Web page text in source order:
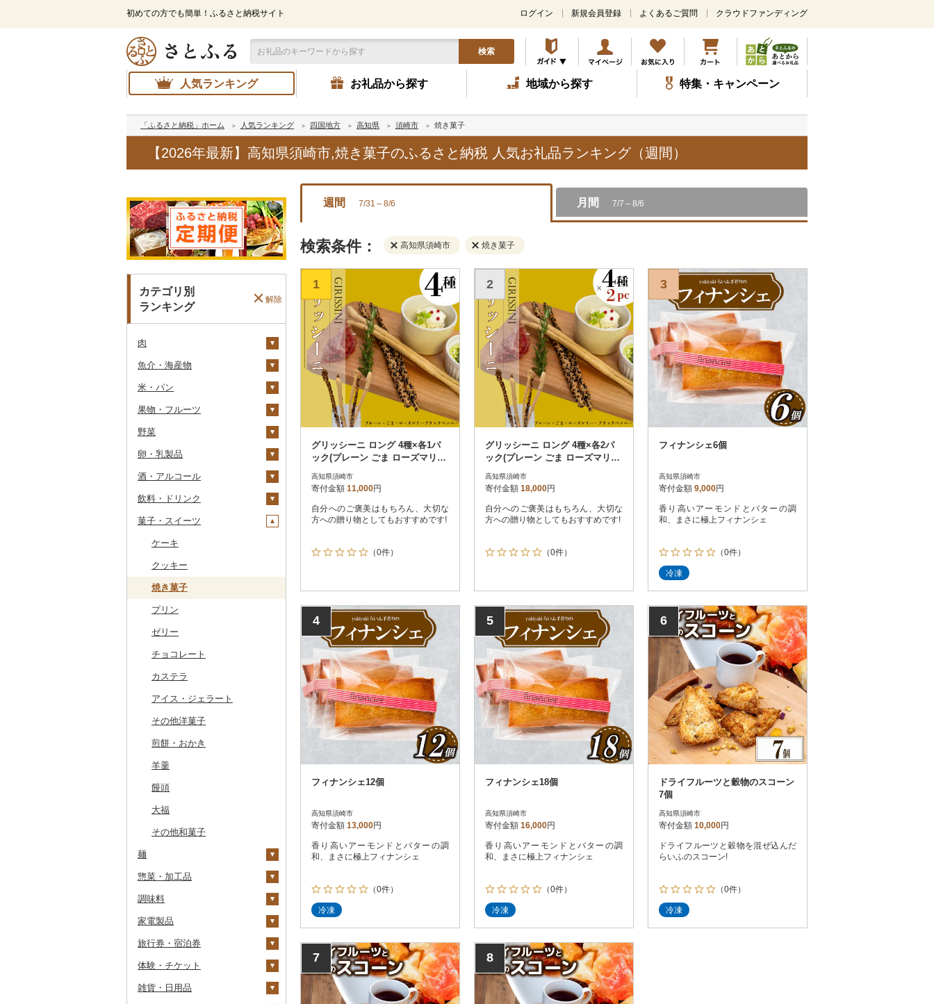
初めての方でも簡単！ふるさと納税サイト
メ
ン
コ
ン
テ
ツ
キ
ッ
プ
ログイン 新規会員登録 よくあるご質問 クラウドファンディング
検索
人気ランキング お礼品から探す 地域から探す 特集・キャンペーン
「ふるさと納税」ホーム 人気ランキング 四国地方 高知県 須崎市 焼き菓子
【2026年最新】高知県須崎市,焼き菓子のふるさと納税 人気お礼品ランキング（週間）
カテゴリ別
ランキング
解除
肉
牛肉（精肉）
ステーキ
すき焼き
焼肉
牛タン
和牛
黒毛和牛
白老牛
仙台牛
米沢牛
山形牛
常陸牛
上州牛
飛騨牛
近江牛
神戸牛・神戸ビーフ
但馬牛
土佐あかうし
佐賀牛
長崎和牛
あか牛
その他牛肉（精肉）
牛肉（加工品）
ハンバーグ
ローストビーフ
ビーフジャーキー
その他牛肉（加工品）
豚肉（精肉）
すき焼き
しゃぶしゃぶ
焼肉
アグー豚
その他豚肉（精肉）
豚肉（加工品）
ハンバーグ
もつ鍋
ハム
ソーセージ・ウインナ
その他豚肉（加工品）
鶏肉
鶏肉（精肉）
ハム・ソーセージ
唐揚げ
中津からあげ
水炊き
地鶏
赤鶏さつま
その他鶏肉
鹿肉
馬肉
羊肉・ラム肉（ジンギス
猪肉
その他肉・加工品
魚介・海産物
カニ
ズワイガニ
毛ガニ
かにしゃぶ
その他カニ
エビ
ボタンエビ
伊勢海老
その他エビ
いくら
うに
明太子・たらこ
明太子
たらこ
その他魚卵
数の子
からすみ
キャビア
その他魚卵
貝
帆立（ホタテ）
鮑（アワビ）
牡蠣（カキ）
あさり
しじみ
サザエ
はまぐり
その他貝
うなぎ
鮮魚
鮭・サーモン
マグロ
イワシ
カツオ
金目鯛
クエ
くじら
サバ
さんま
鯛
のどぐろ
ふぐ
ほっけ
その他鮮魚
イカ・タコ
イカ
タコ
海苔・海藻
海苔
わかめ
ひじき
その他海苔・海藻
干物
ししゃも
その他干物
その他魚介・加工品
しらす・ちりめん
かまぼこ・練り製品
その他魚介・加工品
米・パン
米
無洗米
玄米
金芽米
ゆめぴりか
つや姫
コシヒカリ
はえぬき
さがびより
あきたこまち
ひとめぼれ
ミルキークィーン
ななつぼし
その他米
雑穀
餅
その他穀物加工品
パン
果物・フルーツ
ぶどう・マスカット
巨峰
ナガノパープル
ピオーネ
デラウェア
シャインマスカット
その他ぶどう・マスカ
ット
いちご
りんご
もも
メロン
さくらんぼ
梨
和梨
洋梨・ラフランス
マンゴー
みかん・柑橘
みかん
レモン
不知火・デコポン
せとか
文旦
まどんな
ポンカン
その他柑橘
すいか
キウイ
柿（カキ）
ドライフルーツ
干し柿
干し芋
その他ドライフルーツ
その他果物
びわ
ブルーベリー
パイナップル
栗
その他果物
野菜
いも
じゃがいも
さつまいも
その他いも
トマト
フルーツトマト
ミニトマト
その他トマト
玉ねぎ
ねぎ
とうもろこし
根菜
人参
大根
自然薯
レンコン
にんにく・生姜
その他根菜
アスパラガス
豆
きのこ
しいたけ
松茸
その他きのこ
その他野菜
山菜
かぼちゃ
茄子
レタス
その他野菜
卵・乳製品
卵
チーズ
ヨーグルト
牛乳
バター
その他乳製品
酒・アルコール
ビール・発泡酒
ビール
発泡酒
地ビール・クラフトビ
ール
日本酒
純米大吟醸
純米吟醸
大吟醸
吟醸
その他日本酒
焼酎
芋焼酎
麦焼酎
米焼酎
黒糖焼酎
その他焼酎
梅酒
泡盛
ワイン
白ワイン
赤ワイン
シャンパン・スパーク
ウイスキー
リキュール・洋酒
甘酒
ノンアルコール
その他酒
飲料・ドリンク
水・ミネラルウォーター
コーヒー・コーヒー豆
飲料
コーヒー豆
粉
ドリップ
茶
飲料
茶葉・ティーバッグ
静岡茶
足柄茶
知覧茶
八女茶
その他茶
果汁飲料
りんごジュース
みかんジュース（オレ
紅茶
飲料
茶葉・ティーバッグ
その他飲料・ジュース
野菜ジュース
炭酸飲料
豆乳
その他飲料・ジュース
菓子・スイーツ
ケーキ
クッキー
焼き菓子
プリン
ゼリー
チョコレート
カステラ
アイス・ジェラート
その他洋菓子
煎餅・おかき
羊羹
饅頭
大福
その他和菓子
麺
ラーメン
うどん
そば
パスタ
ひやむぎ
そうめん
惣菜・加工品
惣菜
餃子
シュウマイ
コロッケ
その他惣菜
カレー・シチュー
カレー
シチュー
鍋
肉
魚
ピザ
レトルト
調味料
砂糖
塩
醤油
味噌
家電製品
季節・空調家電
キッチン家電
照明器具
旅行券・宿泊券
旅行券
JTBふるさと旅行クー
宿泊券
体験・チケット
PayPay商品券
雑貨・日用品
週間 7/31～8/6 月間 7/7～8/6
検索条件： 高知県須崎市 焼き菓子
1
グリッシーニ ロング 4種×各1パ
ック(プレーン ごま ローズマリー
ブラックペッパー)
高知県須崎市
寄付金額 11,000円
自分へのご褒美はもちろん、大切な
方への贈り物としてもおすすめです!
（0件）
2
グリッシーニ ロング 4種×各2パ
ック(プレーン ごま ローズマリー
ブラックペッパー)
高知県須崎市
寄付金額 18,000円
自分へのご褒美はもちろん、大切な
方への贈り物としてもおすすめです!
（0件）
3
フィナンシェ6個
高知県須崎市
寄付金額 9,000円
香り高いアーモンドとバターの調
和、まさに極上フィナンシェ
（0件）
冷凍
4
フィナンシェ12個
高知県須崎市
寄付金額 13,000円
香り高いアーモンドとバターの調
和、まさに極上フィナンシェ
（0件）
冷凍
5
フィナンシェ18個
高知県須崎市
寄付金額 16,000円
香り高いアーモンドとバターの調
和、まさに極上フィナンシェ
（0件）
冷凍
6
ドライフルーツと穀物のスコーン
7個
高知県須崎市
寄付金額 10,000円
ドライフルーツと穀物を混ぜ込んだ
らいふのスコーン!
（0件）
冷凍
7 8